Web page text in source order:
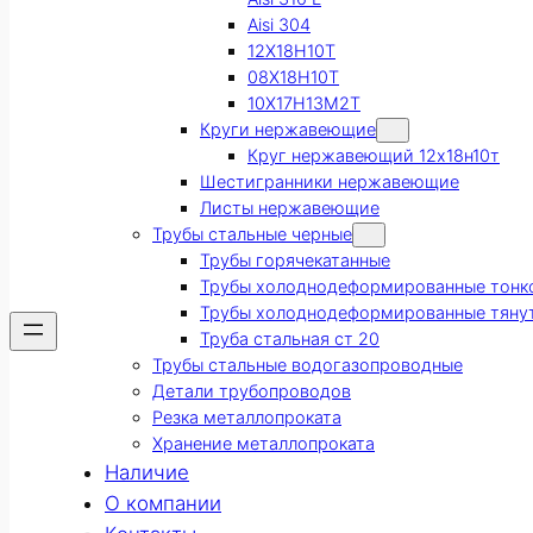
Aisi 304
12Х18Н10Т
08Х18Н10Т
10Х17Н13М2Т
Круги нержавеющие
Круг нержавеющий 12х18н10т
Шестигранники нержавеющие
Листы нержавеющие
Трубы стальные черные
Трубы горячекатанные
Трубы холоднодеформированные
Трубы холоднодеформированные
Труба стальная ст 20
Трубы стальные водогазопроводные
Детали трубопроводов
Резка металлопроката
Хранение металлопроката
Наличие
О компании